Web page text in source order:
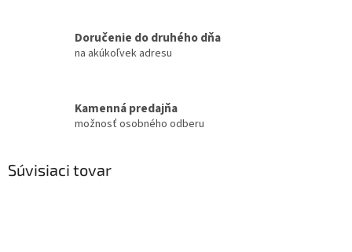
Doručenie do druhého dňa
na akúkoľvek adresu
Kamenná predajňa
možnosť osobného odberu
Súvisiaci tovar